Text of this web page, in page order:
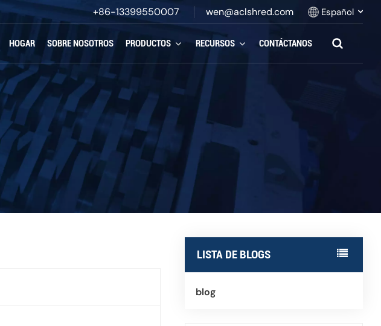
+86-13399550007 wen@aclshred.com Español
Español
HOGAR SOBRE NOSOTROS PRODUCTOS RECURSOS CONTÁCTANOS
LISTA DE BLOGS
blog